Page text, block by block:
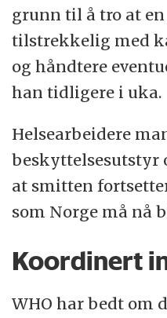
grunn til å tro at
tilstrekkelig med
og håndtere
han tidligere i uka.
Helsearbeidere
beskyttelsesutstyr
at smitten
som Norge må nå
Koordinert
WHO har bedt om